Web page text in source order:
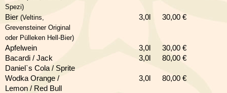
Spezi)
Bier (Veltins,
Grevensteiner Original
oder Pülleken Hell-Bier)
3,0l 30,00 €
Apfelwein 3,0l 30,00 €
Bacardi / Jack
Daniel`s Cola / Sprite
3,0l 80,00 €
Wodka Orange /
Lemon / Red Bull
3,0l 80,00 €